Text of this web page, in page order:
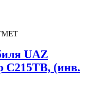
UAZ
С215ТВ, (инв.